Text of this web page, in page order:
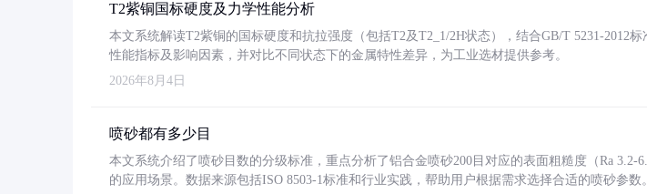
T2紫铜国标硬度及力学性能分析
本文系统解读T2紫铜的国标硬度和抗拉强度（包括T2及T2_1/2H状态），结合GB/T 5231-2012
性能指标及影响因素，并对比不同状态下的金属特性差异，为工业选材提供参考。
2026年8月4日
喷砂都有多少目
本文系统介绍了喷砂目数的分级标准，重点分析了铝合金喷砂200目对应的表面粗糙度（Ra 3.2-
的应用场景。数据来源包括ISO 8503-1标准和行业实践，帮助用户根据需求选择合适的喷砂参数。